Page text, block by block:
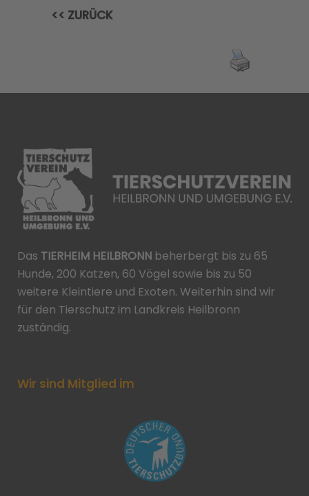
<< ZURÜCK
Das TIERHEIM HEILBRONN beherbergt bis zu 65
Hunde, 200 Katzen, 60 Vögel sowie bis zu 50
weitere Kleintiere und Exoten. Weiterhin sind wir
für den Tierschutz im Landkreis Heilbronn
zuständig.
Wir sind Mitglied im